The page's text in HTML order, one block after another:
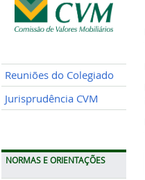
Reuniões do Colegiado
Jurisprudência CVM
NORMAS E ORIENTAÇÕES